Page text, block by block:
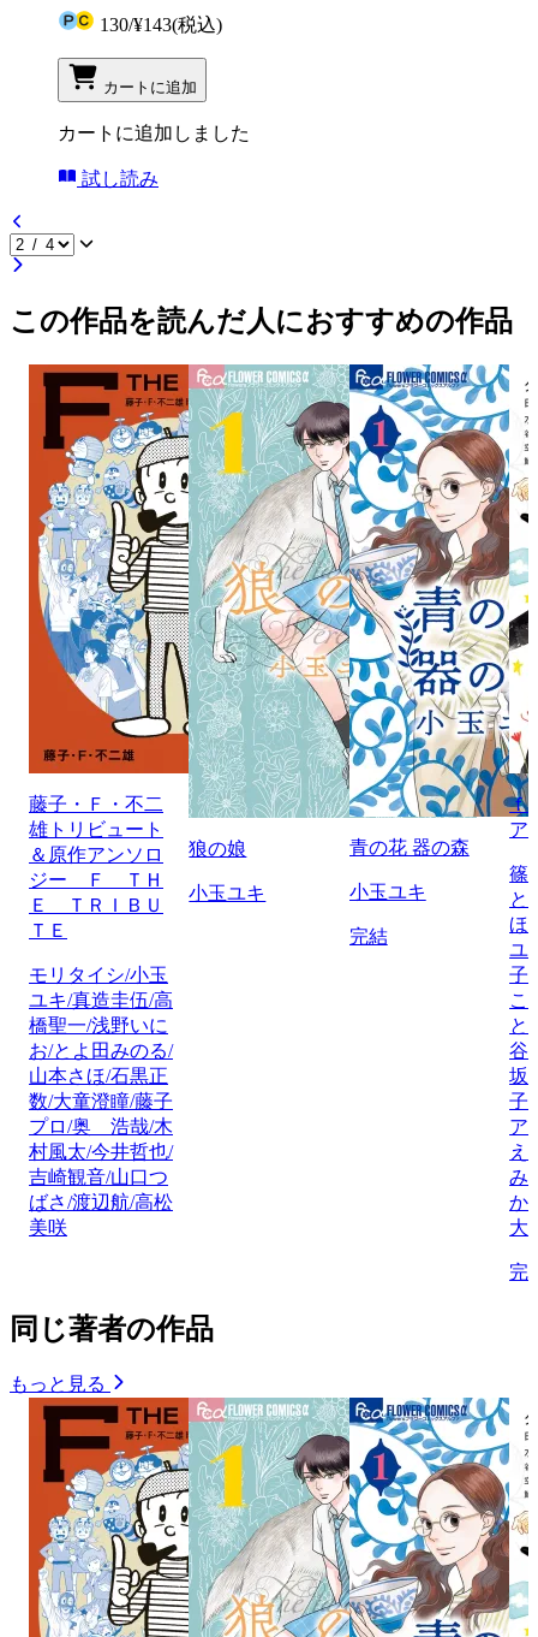
130/¥143(税込)
カートに追加
カートに追加しました
試し読み
この作品を読んだ人におすすめの作品
藤子・Ｆ・不二
雄トリビュート
＆原作アンソロ
ジー Ｆ ＴＨ
Ｅ ＴＲＩＢＵ
ＴＥ
モリタイシ/小玉
ユキ/真造圭伍/高
橋聖一/浅野いに
お/とよ田みのる/
山本さほ/石黒正
数/大童澄瞳/藤子
プロ/奥 浩哉/木
村風太/今井哲也/
吉崎観音/山口つ
ばさ/渡辺航/高松
美咲
狼の娘
小玉ユキ
青の花 器の森
小玉ユキ
完結
ｆ
ア
篠
と
ほ
ユ
子/
こ
と
谷
坂
子/
ア
え
み/
か
大
完
同じ著者の作品
もっと見る